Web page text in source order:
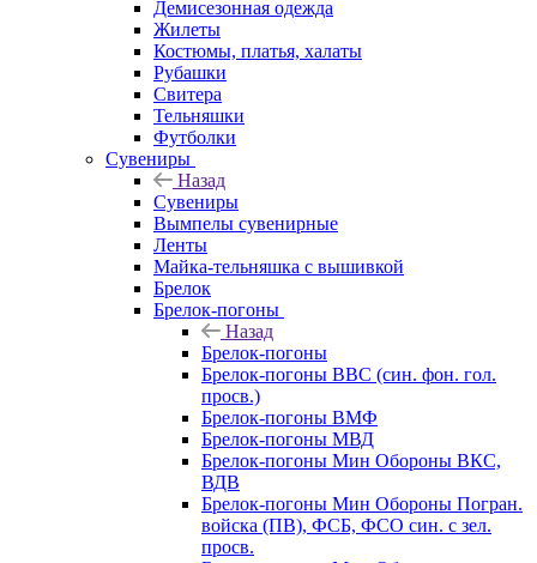
Демисезонная одежда
Жилеты
Костюмы, платья, халаты
Рубашки
Свитера
Тельняшки
Футболки
Сувениры
Назад
Сувениры
Вымпелы сувенирные
Ленты
Майка-тельняшка с вышивкой
Брелок
Брелок-погоны
Назад
Брелок-погоны
Брелок-погоны ВВС (син. фон. гол.
просв.)
Брелок-погоны ВМФ
Брелок-погоны МВД
Брелок-погоны Мин Обороны ВКС,
ВДВ
Брелок-погоны Мин Обороны Погран.
войска (ПВ), ФСБ, ФСО син. с зел.
просв.